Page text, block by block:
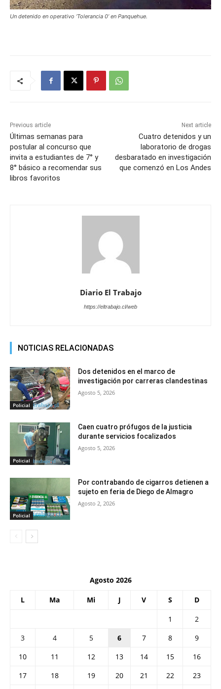
Un detenido en operativo ‘Tolerancia 0’ en Panquehue.
Previous article
Últimas semanas para
postular al concurso que
invita a estudiantes de 7° y
8° básico a recomendar sus
libros favoritos
Next article
Cuatro detenidos y un
laboratorio de drogas
desbaratado en investigación
que comenzó en Los Andes
Diario El Trabajo
https://eltrabajo.cl/web
NOTICIAS RELACIONADAS
Policial
Dos detenidos en el marco de
investigación por carreras clandestinas
Agosto 5, 2026
Policial
Caen cuatro prófugos de la justicia
durante servicios focalizados
Agosto 5, 2026
Policial
Por contrabando de cigarros detienen a
sujeto en feria de Diego de Almagro
Agosto 2, 2026
Agosto 2026
L Ma Mi J V S D
1
2
3
4 5 6 7 8
9
10
11 12 13 14 15
16
17
18 19 20 21 22
23